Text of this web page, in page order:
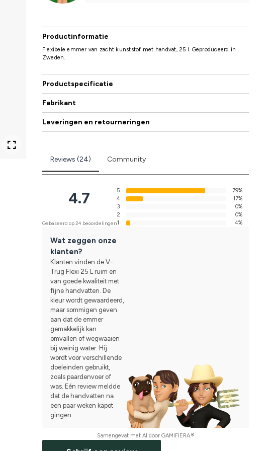
Productinformatie
Flexibele emmer van zacht kunststof met handvat, 25 l. Geproduceerd in
Zweden.
Productspecificatie
Fabrikant
Leveringen en retourneringen
Reviews (24) Community
4.7
Gebaseerd op 24 beoordelingen
5
79%
4
17%
3
0%
2
0%
1
4%
Wat zeggen onze
klanten?
Klanten vinden de V-
Trug Flexi 25 L ruim en
van goede kwaliteit met
fijne handvatten. De
kleur wordt gewaardeerd,
maar sommigen geven
aan dat de emmer
gemakkelijk kan
omvallen of wegwaaien
bij weinig water. Hij
wordt voor verschillende
doeleinden gebruikt,
zoals paardenvoer of
was. Eén review meldde
dat de handvatten na
een paar weken kapot
gingen.
Samengevat met AI door GAMIFIERA.®